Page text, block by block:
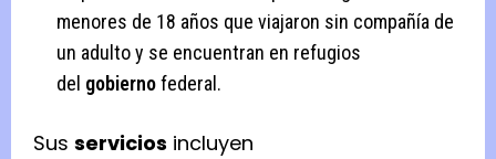
menores de 18 años que viajaron sin compañía de
un adulto y se encuentran en refugios
del gobiernofederal.
Sus servicios incluyen